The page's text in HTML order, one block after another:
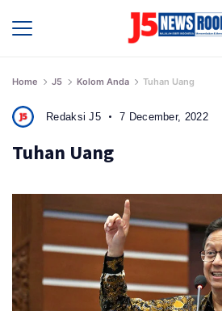
Home J5 Kolom Anda Tuhan Uang
Redaksi J5 7 December, 2022
Tuhan Uang